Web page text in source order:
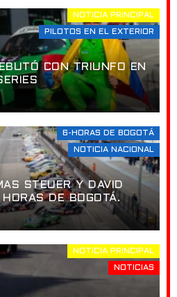
NOTICIA PRINCIPAL
PILOTOS EN EL EXTERIOR
CON TRIUNFO EN
6-HORAS DE BOGOTÁ
NOTICIA NACIONAL
STEUER Y DAVID
DE BOGOTÁ.
NOTICIA PRINCIPAL
NOTICIAS